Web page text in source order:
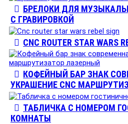
БРЕЛОКИ ДЛЯ
С ГРАВИРОВКОЙ
CNC ROUTER STAR WARS
КОФЕЙНЫЙ БАР ЗНАК
УКРАШЕНИЕ CNC
ТАБЛИЧКА С НОМЕРОМ
КОМНАТЫ